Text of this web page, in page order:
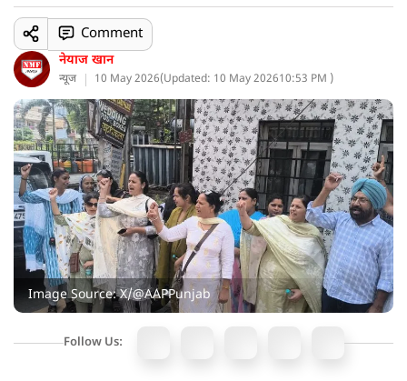
नेयाज खान
न्यूज 10 May 2026(Updated: 10 May 202610:53 PM )
Comment
Image Source: X/@AAPPunjab
Follow Us: